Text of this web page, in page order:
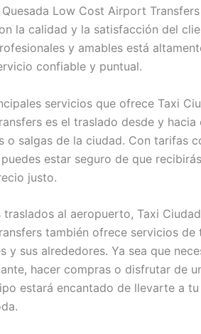
Low Cost Airport
la calidad y la satisfacción del
y amables está
confiable y puntual.
servicios que ofrece Taxi
es el traslado desde y hacia
o salgas de la ciudad. Con tarifas
estar seguro de que
justo.
traslados al aeropuerto, Taxi
también ofrece servicios de
y sus alrededores. Ya sea que
hacer compras o disfrutar de
estará encantado de llevarte a